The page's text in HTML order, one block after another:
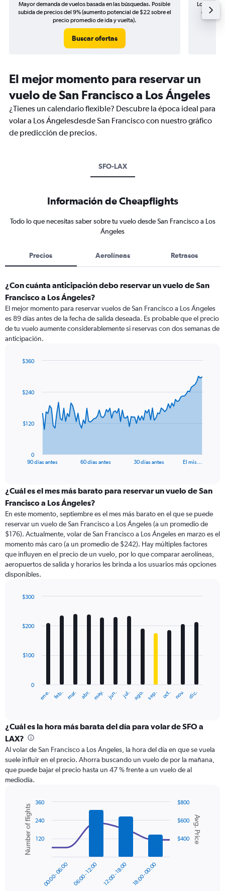
Mayor demanda de vuelos basada en las búsquedas. Posible
subida de precios del 9% (aumento potencial de $22 sobre el
precio promedio de ida y vuelta).
Buscar ofertas
Los
de
El mejor momento para reservar un
vuelo de San Francisco a Los Ángeles
¿Tienes un calendario flexible? Descubre la época ideal para
volar a Los Ángelesdesde San Francisco con nuestro gráfico
de predicción de precios.
SFO-LAX
Información de Cheapflights
Todo lo que necesitas saber sobre tu vuelo desde San Francisco a Los
Ángeles
Precios Aerolíneas Retrasos
¿Con cuánta anticipación debo reservar un vuelo de San
Francisco a Los Ángeles?
El mejor momento para reservar vuelos de San Francisco a Los Ángeles
es 89 días antes de la fecha de salida deseada. Es probable que el precio
de tu vuelo aumente considerablemente si reservas con dos semanas de
anticipación.
data
The
categories.
Range:
categories.
The
chart
has
1
Y
axis
values.
to
90 días antes 60 días antes 30 días antes El mis…
0
$120
$240
$360
¿Cuál es el mes más barato para reservar un vuelo de San
Francisco a Los Ángeles?
En este momento, septiembre es el mes más barato en el que se puede
reservar un vuelo de San Francisco a Los Ángeles (a un promedio de
$176). Actualmente, volar de San Francisco a Los Ángeles en marzo es el
momento más caro (a un promedio de $242). Hay múltiples factores
que influyen en el precio de un vuelo, por lo que comparar aerolíneas,
aeropuertos de salida y horarios les brinda a los usuarios más opciones
disponibles.
with
12
The
categories.
Range:
12
categories.
The
chart
has
axis
displaying
values.
Range:
ene. feb. mar. abr. may. jun. jul. ago. sep. oct. nov. dic.
0
$100
$200
$300
¿Cuál es la hora más barata del día para volar de SFO a
LAX?
Al volar de San Francisco a Los Ángeles, la hora del día en que se vuela
suele influir en el precio. Ahorra buscando un vuelo de por la mañana,
que puede bajar el precio hasta un 47 % frente a un vuelo de al
mediodía.
Combination
chart
with
data
series.
Chart
graphic.
Avg. Price
Number of flights
00:00 - 06:00 06:00 - 12:00 12:00 - 18:00 18:00 - 00:00
$400
$600
$800
120
240
360